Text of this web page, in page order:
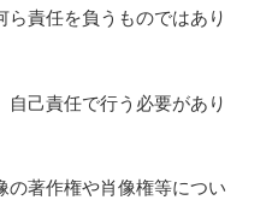
ら責任を負うものではあり
自己責任で行う必要があり
の著作権や肖像権等につい